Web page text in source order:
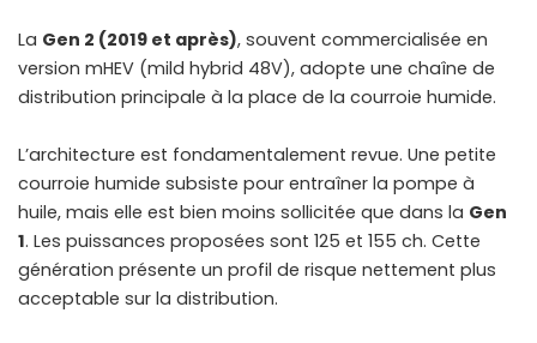
La Gen 2 (2019 et après), souvent commercialisée en
version mHEV (mild hybrid 48V), adopte une chaîne de
distribution principale à la place de la courroie humide.
L’architecture est fondamentalement revue. Une petite
courroie humide subsiste pour entraîner la pompe à
huile, mais elle est bien moins sollicitée que dans la Gen
1. Les puissances proposées sont 125 et 155 ch. Cette
génération présente un profil de risque nettement plus
acceptable sur la distribution.